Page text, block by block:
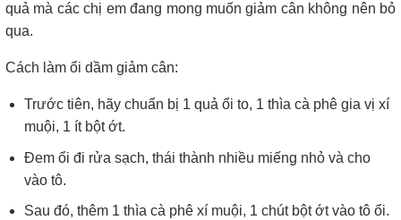
quả mà các chị em đang mong muốn giảm cân không nên bỏ
qua.
Cách làm ổi dầm giảm cân:
Trước tiên, hãy chuẩn bị 1 quả ổi to, 1 thìa cà phê gia vị xí
muội, 1 ít bột ớt.
Đem ổi đi rửa sạch, thái thành nhiều miếng nhỏ và cho
vào tô.
Sau đó, thêm 1 thìa cà phê xí muội, 1 chút bột ớt vào tô ổi.